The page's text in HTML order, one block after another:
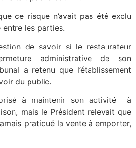
ce risque n’avait pas été exclu
les parties.
de savoir si le restaurateur
administrative de son
a retenu que l’établissement
du public.
à maintenir son activité à
mais le Président relevait que
pratiqué la vente à emporter,